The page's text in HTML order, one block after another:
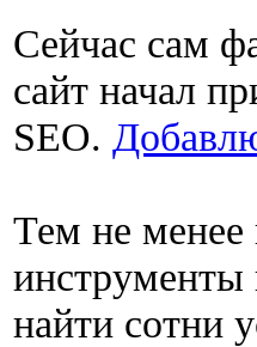
Сейчас сам
сайт начал
SEO.
Тем не менее
инструменты
найти сотни